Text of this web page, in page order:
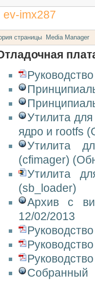
ev-imx287
страницы Media Manager
Утилита
ядро и rootfs
Утилита
(cfimager)
Утилита
(sb_loader)
Архив с
12/02/2013
Собранный